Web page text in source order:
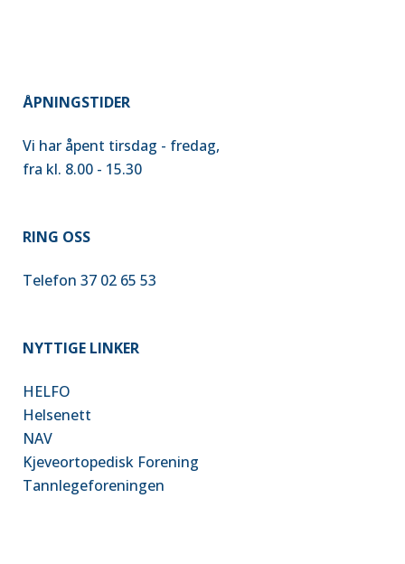
ÅPNINGSTIDER
Vi har åpent tirsdag - fredag,
fra kl. 8.00 - 15.30
RING OSS
Telefon 37 02 65 53
NYTTIGE LINKER
HELFO
Helsenett
NAV
Kjeveortopedisk Forening
Tannlegeforeningen